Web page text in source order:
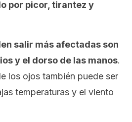
por picor, tirantez y
salir más afectadas son
y el dorso de las manos.
los ojos también puede ser
temperaturas y el viento